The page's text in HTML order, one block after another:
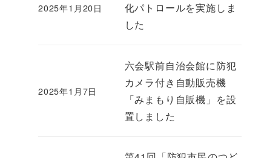
化パトロールを実施しま
した
2025年1月20日
六会駅前自治会館に防犯
カメラ付き自動販売機
「みまもり自販機」を設
置しました
2025年1月7日